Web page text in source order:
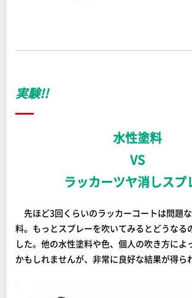
実験!!
水性塗料
VS
ラッカーツヤ消しスプ
先ほど3回くらいのラッカーコートは問題
料。もっとスプレーを吹いてみるとどうなる
した。他の水性塗料や色、個人の吹き方によ
かもしれませんが、非常に良好な結果が得ら